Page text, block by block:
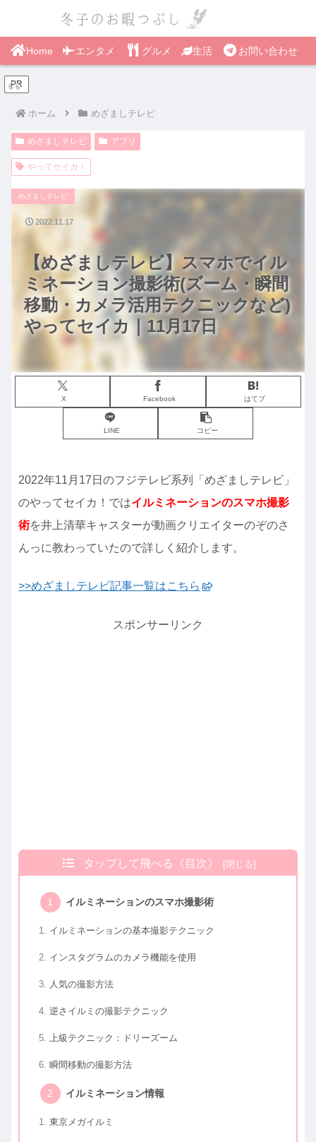
Home エンタメ グルメ 生活 お問い合わせ
PR
ホーム めざましテレビ
めざましテレビ アプリ
やってセイカ！
【めざましテレビ】スマホでイル
ミネーション撮影術(ズーム・瞬間
移動・カメラ活用テクニックなど)
やってセイカ｜11月17日
めざましテレビ
X Facebook はてブ
LINE コピー
2022.11.17
2022年11月17日のフジテレビ系列「めざましテレビ」
のやってセイカ！ではイルミネーションのスマホ撮影
術を井上清華キャスターが動画クリエイターのぞのさ
んっに教わっていたので詳しく紹介します。
>>めざましテレビ記事一覧はこちら
スポンサーリンク
タップして飛べる《目次》
イルミネーションのスマホ撮影術
イルミネーションの基本撮影テクニック
インスタグラムのカメラ機能を使用
人気の撮影方法
逆さイルミの撮影テクニック
上級テクニック：ドリーズーム
瞬間移動の撮影方法
イルミネーション情報
東京メガイルミ